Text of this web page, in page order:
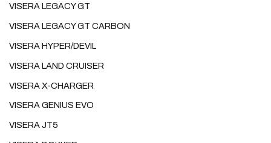
VISERA LEGACY GT
VISERA LEGACY GT CARBON
VISERA HYPER/DEVIL
VISERA LAND CRUISER
VISERA X-CHARGER
VISERA GENIUS EVO
VISERA JT5